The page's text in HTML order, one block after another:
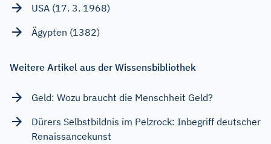
USA (17. 3. 1968)
Ägypten (1382)
Weitere Artikel aus der Wissensbibliothek
Geld: Wozu braucht die Menschheit Geld?
Dürers Selbstbildnis im Pelzrock: Inbegriff deutscher
Renaissancekunst